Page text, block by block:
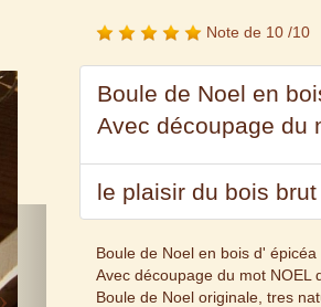
Note de 10 /10
Boule de Noel en
Avec découpage du
le plaisir du bois
Boule de Noel en bois d' épicéa
Avec découpage du mot NOEL
Boule de Noel originale, tres